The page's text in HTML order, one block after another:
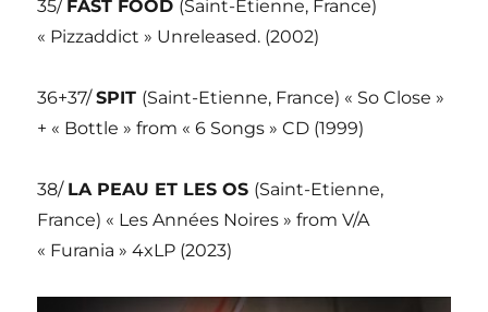
35/ FAST FOOD (Saint-Etienne, France)
« Pizzaddict » Unreleased. (2002)
36+37/SPIT (Saint-Etienne, France) « So Close »
+ « Bottle » from « 6 Songs » CD (1999)
38/ LA PEAU ET LES OS (Saint-Etienne,
France) « Les Années Noires » from V/A
« Furania » 4xLP (2023)